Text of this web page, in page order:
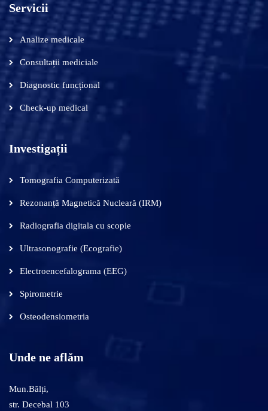
Servicii
Analize medicale
Consultații mediciale
Diagnostic funcțional
Check-up medical
Investigații
Tomografia Computerizată
Rezonanță Magnetică Nucleară (IRM)
Radiografia digitala cu scopie
Ultrasonografie (Ecografie)
Electroencefalograma (EEG)
Spirometrie
Osteodensiometria
Unde ne aflăm
Mun.Bălți,
str. Decebal 103